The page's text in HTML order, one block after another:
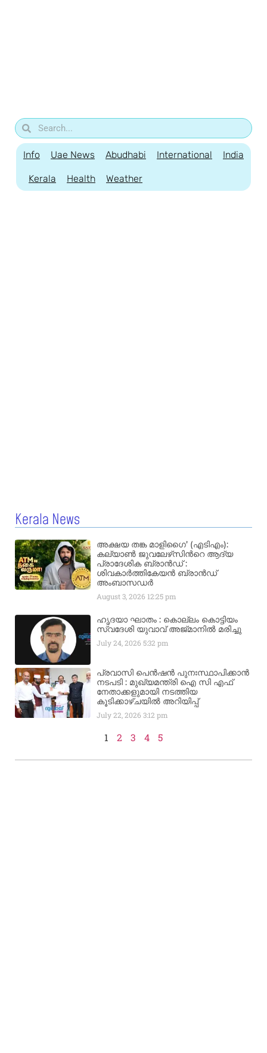
Info Uae News Abudhabi International India
Kerala Health Weather
Kerala News
അക്ഷയ തങ്ക മാളിഗൈ’ (എടിഎം):
കല്യാണ്‍ ജുവലേഴ്‌സിന്‍റെ ആദ്യ
പ്രാദേശിക ബ്രാന്‍ഡ് :
ശിവകാര്‍ത്തികേയന്‍ ബ്രാന്‍ഡ്
അംബാസഡര്‍
August 3, 2026 12:25 pm
ഹൃദയാ ഘാതം : കൊല്ലം കൊട്ടിയം
സ്വദേശി യുവാവ് അജ്മാനിൽ മരിച്ചു
July 24, 20265:32 pm
പ്രവാസി പെൻഷൻ പുനഃസ്ഥാപിക്കാൻ
നടപടി : മുഖ്യമന്ത്രി ഐ സി എഫ്
നേതാക്കളുമായി നടത്തിയ
കൂടിക്കാഴ്ചയിൽ അറിയിപ്പ്
July 22, 20263:12 pm
1 2 3 4 5